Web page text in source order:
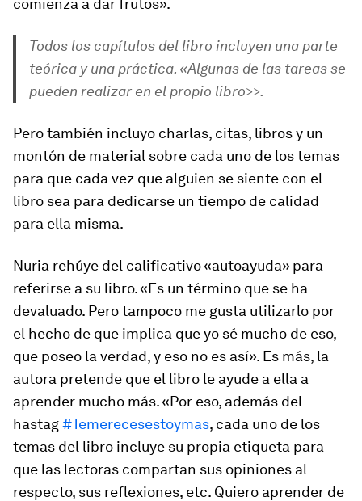
comienza a dar frutos».
Todos los capítulos del libro incluyen una parte
teórica y una práctica. «Algunas de las tareas se
pueden realizar en el propio libro>>.
Pero también incluyo charlas, citas, libros y un
montón de material sobre cada uno de los temas
para que cada vez que alguien se siente con el
libro sea para dedicarse un tiempo de calidad
para ella misma.
Nuria rehúye del calificativo «autoayuda» para
referirse a su libro. «Es un término que se ha
devaluado. Pero tampoco me gusta utilizarlo por
el hecho de que implica que yo sé mucho de eso,
que poseo la verdad, y eso no es así». Es más, la
autora pretende que el libro le ayude a ella a
aprender mucho más. «Por eso, además del
hastag#Temerecesestoymas, cada uno de los
temas del libro incluye su propia etiqueta para
que las lectoras compartan sus opiniones al
respecto, sus reflexiones, etc. Quiero aprender de